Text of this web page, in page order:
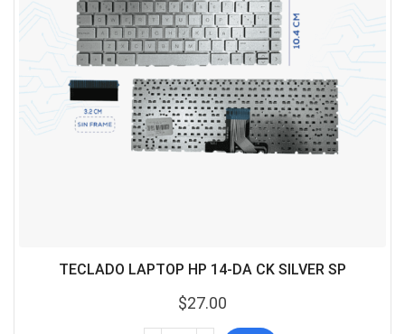
TECLADO LAPTOP HP 14-DA CK SILVER SP
$27.00